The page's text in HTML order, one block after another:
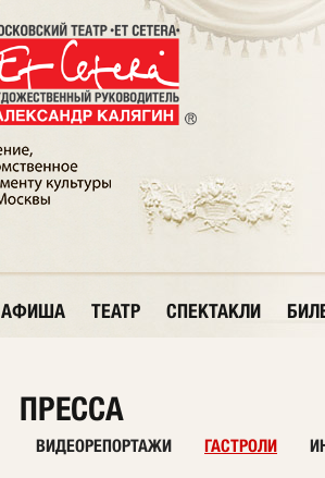
АФИША ТЕАТР СПЕКТАКЛИ
ПРЕССА
ВИДЕОРЕПОРТАЖИ ГАСТРОЛИ